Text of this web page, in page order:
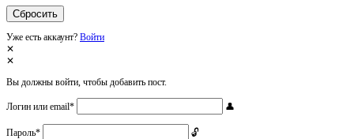
Уже есть аккаунт? Войти
Вы должны войти, чтобы добавить пост.
Логин или email*
Пароль*